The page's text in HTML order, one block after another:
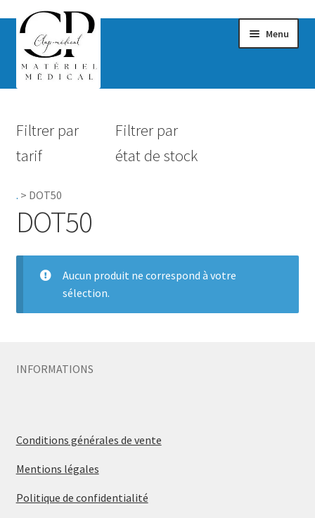
Menu
Hygiène
Accessoires Salle de bain
Pro.
Filtrer par
tarif
Filtrer par
état de stock
. > DOT50
DOT50
Aucun produit ne correspond à votre
sélection.
INFORMATIONS
Conditions générales de vente
Mentions légales
Politique de confidentialité